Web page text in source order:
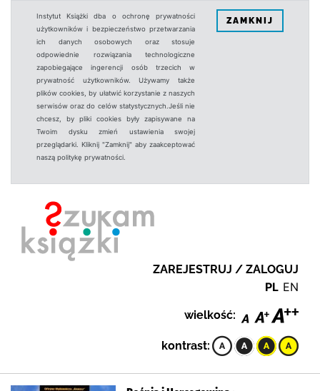
Instytut Książki dba o ochronę prywatności
użytkowników i bezpieczeństwo przetwarzania
ich danych osobowych oraz stosuje
odpowiednie rozwiązania technologiczne
zapobiegające ingerencji osób trzecich w
prywatność użytkowników. Używamy także
plików cookies, by ułatwić korzystanie z naszych
serwisów oraz do celów statystycznych.Jeśli nie
chcesz, by pliki cookies były zapisywane na
Twoim dysku zmień ustawienia swojej
przeglądarki. Kliknij "Zamknij" aby zaakceptować
naszą politykę prywatności.
ZAMKNIJ
ZAREJESTRUJ / ZALOGUJ
PL EN
wielkość:
kontrast: